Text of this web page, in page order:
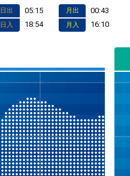
日出 05:15
日入 18:54
月出 00:43
月入 16:10